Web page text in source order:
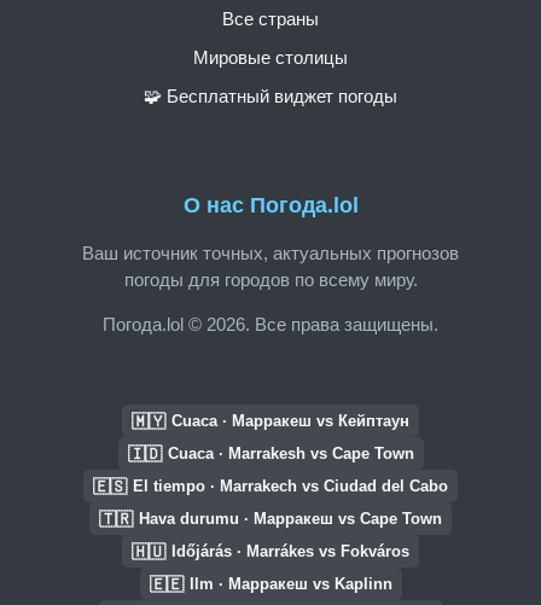
О нас Погода.lol
Ваш источник точных, актуальных прогнозов
погоды для городов по всему миру.
Погода.lol © 2026. Все права защищены.
Все страны
Мировые столицы
🧩 Бесплатный виджет погоды
🇲🇾 Cuaca · Марракеш vs Кейптаун
🇮🇩 Cuaca · Marrakesh vs Cape Town
🇪🇸 El tiempo · Marrakech vs Ciudad del Cabo
🇹🇷 Hava durumu · Марракеш vs Cape Town
🇭🇺 Időjárás · Marrákes vs Fokváros
🇪🇪 Ilm · Марракеш vs Kaplinn